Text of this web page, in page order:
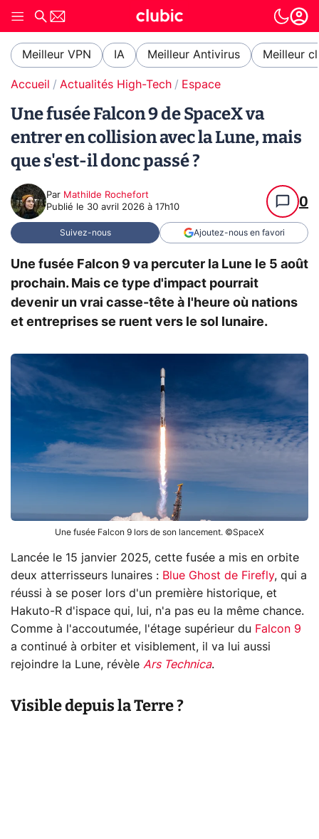
Meilleur VPN IA Meilleur Antivirus Meilleur
Accueil Actualités High-Tech Espace
Une fusée Falcon 9 de SpaceX va
entrer en collision avec la Lune, mais
que s'est-il donc passé ?
Par Mathilde Rochefort
Publié le 30 avril 2026 à 17h10 0
Suivez-nous Ajoutez-nous en favori
Une fusée Falcon 9 va percuter la Lune le 5 août
prochain. Mais ce type d'impact pourrait
devenir un vrai casse-tête à l'heure où nations
et entreprises se ruent vers le sol lunaire.
Une fusée Falcon 9 lors de son lancement. ©SpaceX
Lancée le 15 janvier 2025, cette fusée a mis en orbite
deux atterrisseurs lunaires : Blue Ghost de Firefly, qui a
réussi à se poser lors d'un première historique, et
Hakuto-R d'ispace qui, lui, n'a pas eu la même chance.
Comme à l'accoutumée, l'étage supérieur du Falcon 9
a continué à orbiter et visiblement, il va lui aussi
rejoindre la Lune, révèle Ars Technica.
Visible depuis la Terre ?